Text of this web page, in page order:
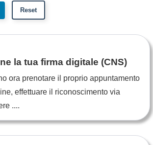
la tua firma digitale (CNS)
ora prenotare il proprio appuntamento
effettuare il riconoscimento via
....